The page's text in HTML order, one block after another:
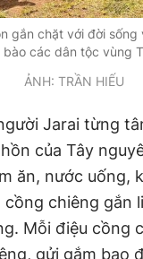
gắn chặt với đời sống
các dân tộc vùng
ẢNH: TRẦN HIẾU
Jarai từng
của Tây
ăn, nước uống,
chiêng gắn
Mỗi điệu cồng
gửi gắm bao